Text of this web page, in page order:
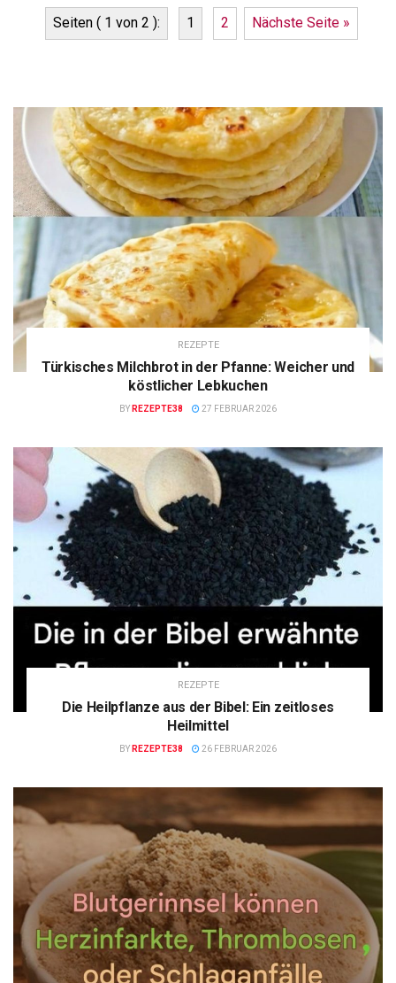
Seiten ( 1 von 2 ): 1 2 Nächste Seite »
REZEPTE
Türkisches Milchbrot in der Pfanne: Weicher und
köstlicher Lebkuchen
BY REZEPTE38 27 FEBRUAR 2026
REZEPTE
Die Heilpflanze aus der Bibel: Ein zeitloses
Heilmittel
BY REZEPTE38 26 FEBRUAR 2026